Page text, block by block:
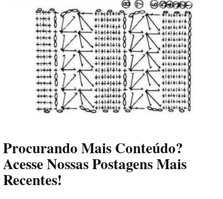
Procurando Mais Conteúdo?
Acesse Nossas Postagens Mais
Recentes!